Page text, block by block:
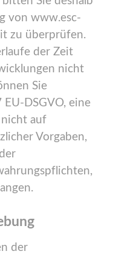
von www.esc-
zu überprüfen.
der Zeit
nicht
Sie
DSGVO, eine
nicht auf
Vorgaben,
der